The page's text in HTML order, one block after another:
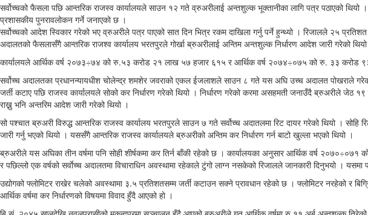
सर्वोच्चको फैसला पछि आन्तरिक राजस्व कार्यालयले साउन १२ गते व्रुअरीलाई अन्तशुल्क भूक्तानीका लागि पत्र पठाएको
प्रशासकीय पुनरावलोकन गर्ने जनाएको छ ।
सर्वोच्चको आदेश स्विकार गरेको भए व्रुअरीले पत्र पाएको सात दिन भित्र रकम दाखिला गर्नु पर्ने हुन्थ्यो । रिजालले २५
अदालतको फैसलासँगै आन्तरिक राजश्व कार्यालय भरतपुरले गोर्खा ब्रुअरीलाई अन्तिम अन्तशुल्क निर्धारण आदेश जारी गरेको
कार्यालयले आर्थिक वर्ष २०७३÷७४ को रु.५३ करोड २१ लाख ५७ हजार ६१५ र आर्थिक वर्ष २०७४÷०७५ को रु. ३३ करोड
सर्वोच्च अदालतका प्रधानन्यायधीश चोलेन्द्र शमशेर जवराको एकल ईजलाशले साउन ८ गते यस अघि उच्च अदालत पोखराले
जर्ती कटाए पछि राजस्व कार्यालयले सोको कर निर्धारण गरेको थियो । निर्धारण गरेको करमा असहमती जनाउँदै ब्रुअरीले जेठ
राख्नु भनि अन्तरिम आदेश जारी गरेको थियो ।
सो पश्चात ब्रुअरी विरुद्ध आन्तरिक राजस्व कार्यालय भरतपुरले साउन ७ गते सर्वोच्च अदातलमा रिट दायर गरेको थियो ।
जारी गर्नु भएको थियो । यससँगै आन्तरिक राजस्व कार्यालयले ब्रुअरीको अन्तिम कर निर्धारण गर्न बाटो खुल्ला भएको थियो ।
ब्रुअरीले यस अघिका तीन वर्षमा पनि सोही शीर्षकमा कर तिर्न बाँकी रहेको छ । कार्यालयका अनुसार आर्थिक वर्ष
र पछिल्लो एक वर्षको सर्वाेच्च अदालतमा विचाराधिन अवस्थामा रहेकाले टुंगो लाग्न नसकेको रिजालले जानकारी दिनुभयो ।
उद्योगको फ्लोमिटर राखेर चलेको अवस्थामा ३.५ प्रतिशतसम्म जर्ती कटाउन सक्ने प्रावधान रहेको छ । फ्लोमिटर नरहेको र
आर्थिक वर्षमा कर निर्धारणको विषयमा विवाद हुँदै आएको हो ।